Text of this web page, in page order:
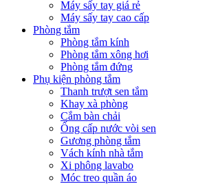
Máy sấy tay giá rẻ
Máy sấy tay cao cấp
Phòng tắm
Phòng tắm kính
Phòng tắm xông hơi
Phòng tắm đứng
Phụ kiện phòng tắm
Thanh trượt sen tắm
Khay xà phòng
Cắm bàn chải
Ống cấp nước vòi sen
Gương phòng tắm
Vách kính nhà tắm
Xi phông lavabo
Móc treo quần áo